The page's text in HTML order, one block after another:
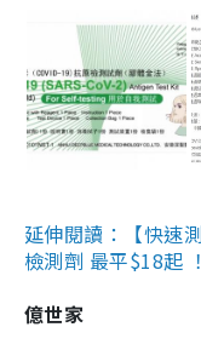
延伸閱讀：【快速
檢測劑 最平$18起
億世家